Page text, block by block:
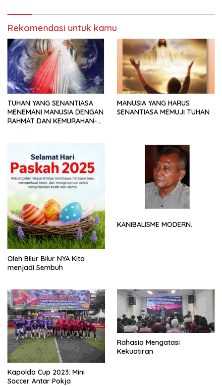
Rekomendasi untuk kamu
TUHAN YANG SENANTIASA
MENEMANI MANUSIA DENGAN
RAHMAT DAN KEMURAHAN-
MANUSIA YANG HARUS
SENANTIASA MEMUJI TUHAN
Oleh Bilur Bilur NYA Kita
menjadi Sembuh
KANIBALISME MODERN.
Kapolda Cup 2023: Mini
Soccer Antar Pokja
Rahasia Mengatasi
Kekuatiran